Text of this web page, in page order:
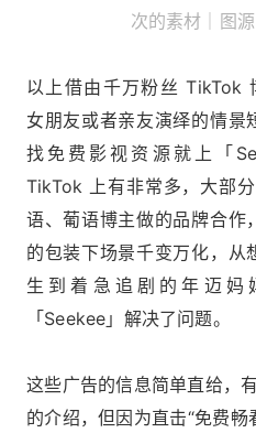
次的素材｜图
以上借由千万粉丝 TikTok
女朋友或者亲友演绎的情景
找免费影视资源就上「
TikTok 上有非常多，大部
语、葡语博主做的品牌合作
的包装下场景千变万化，从
生到着急追剧的年迈妈
「Seekee」解决了问题。
这些广告的信息简单直给，
的介绍，但因为直击“免费畅